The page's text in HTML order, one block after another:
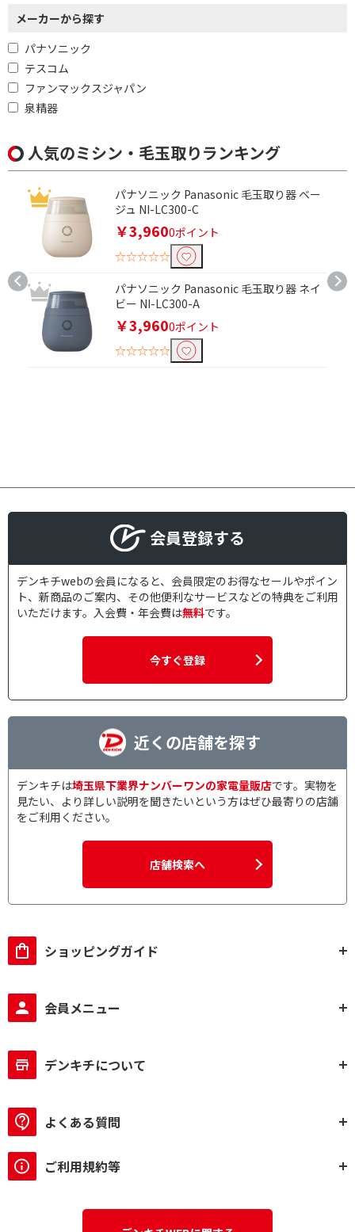
メーカーから探す
パナソニック
テスコム
ファンマックスジャパン
泉精器
人気のミシン・毛玉取りランキング
パナソニック Panasonic 毛玉取り器 ベー
ジュ NI-LC300-C
￥3,9600ポイント
☆☆☆☆☆
パナソニック Panasonic 毛玉取り器 ネイ
ビー NI-LC300-A
￥3,9600ポイント
☆☆☆☆☆
会員登録する
デンキチwebの会員になると、会員限定のお得なセールやポイン
ト、新商品のご案内、その他便利なサービスなどの特典をご利用
いただけます。入会費・年会費は無料です。
今すぐ登録
近くの店舗を探す
デンキチは埼玉県下業界ナンバーワンの家電量販店です。実物を
見たい、より詳しい説明を聞きたいという方はぜひ最寄りの店舗
をご利用ください。
店舗検索へ
ショッピングガイド
会員メニュー
デンキチについて
よくある質問
ご利用規約等